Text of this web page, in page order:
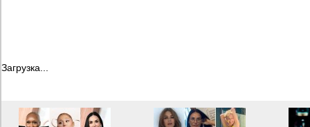
Загрузка...